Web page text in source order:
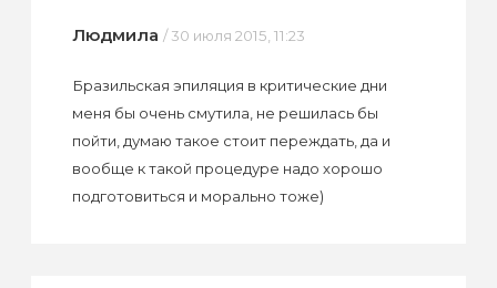
Людмила / 30 июля 2015, 11:23
Бразильская эпиляция в критические дни
меня бы очень смутила, не решилась бы
пойти, думаю такое стоит переждать, да и
вообще к такой процедуре надо хорошо
подготовиться и морально тоже)